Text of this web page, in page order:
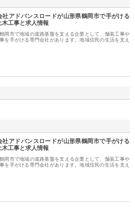
社アドバンスロードが山形県鶴岡市で手がける
木工事と求人情報
岡市で地域の道路基盤を支える企業として、舗装工事や
を手がける専門会社があります。地域住民の生活を支え
社アドバンスロードが山形県鶴岡市で手がける
木工事と求人情報
岡市で地域の道路基盤を支える企業として、舗装工事や
を手がける専門会社があります。地域住民の生活を支え